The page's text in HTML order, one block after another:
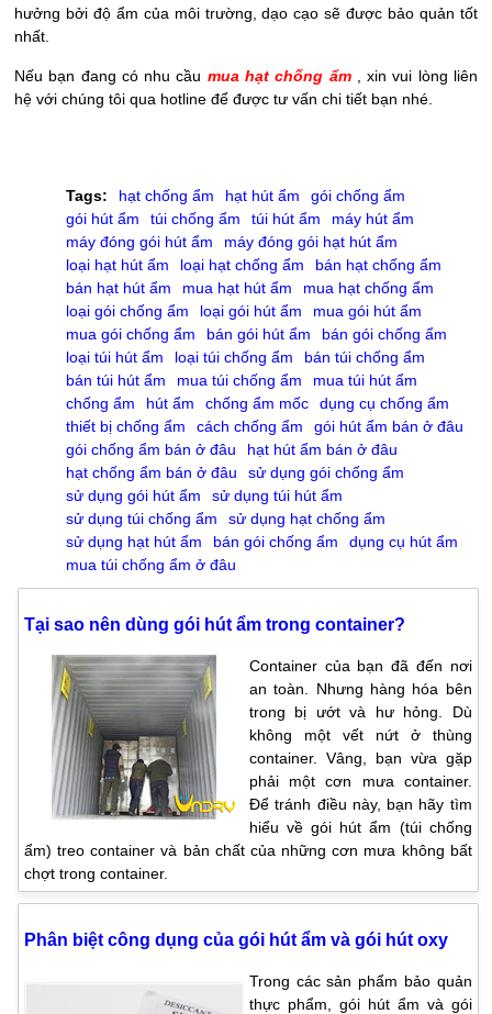
hưởng bởi độ ẩm của môi trường, dạo cạo sẽ được bảo quản tốt
nhất.
Nếu bạn đang có nhu cầu mua hạt chống ẩm, xin vui lòng liên
hệ với chúng tôi qua hotline để được tư vấn chi tiết bạn nhé.
Tags: hạt chống ẩm hạt hút ẩm
gói chống ẩm
gói hút ẩm
túi chống ẩm túi hút ẩm
máy hút ẩm
máy đóng gói hút ẩm
máy đóng gói hạt hút ẩm
loại hạt hút ẩm
loại hạt chống ẩm
bán hạt chống ẩm
bán hạt hút ẩm
mua hạt hút ẩm
mua hạt chống ẩm
loại gói chống ẩm
loại gói hút ẩm
mua gói hút ẩm
mua gói chống ẩm
bán gói hút ẩm
bán gói chống ẩm
loại túi hút ẩm
loại túi chống ẩm
bán túi chống ẩm
bán túi hút ẩm
mua túi chống ẩm
mua túi hút ẩm
chống ẩm
hút ẩm chống ẩm mốc
dụng cụ chống ẩm
thiết bị chống ẩm
cách chống ẩm
gói hút ẩm bán ở đâu
gói chống ẩm bán ở đâu
hạt hút ẩm bán ở đâu
hạt chống ẩm bán ở đâu
sử dụng gói chống ẩm
sử dụng gói hút ẩm
sử dụng túi hút ẩm
sử dụng túi chống ẩm
sử dụng hạt chống ẩm
sử dụng hạt hút ẩm
bán gói chống ẩm
dụng cụ hút ẩm
mua túi chống ẩm ở đâu
Tại sao nên dùng gói hút ẩm trong container?
Container của bạn đã đến nơi
an toàn. Nhưng hàng hóa bên
trong bị ướt và hư hỏng. Dù
không một vết nứt ở thùng
container. Vâng, bạn vừa gặp
phải một cơn mưa container.
Để tránh điều này, bạn hãy tìm
hiểu về gói hút ẩm (túi chống
ẩm) treo container và bản chất của những cơn mưa không bất
chợt trong container.
Phân biệt công dụng của gói hút ẩm và gói hút oxy
Trong các sản phẩm bảo quản
thực phẩm, gói hút ẩm và gói